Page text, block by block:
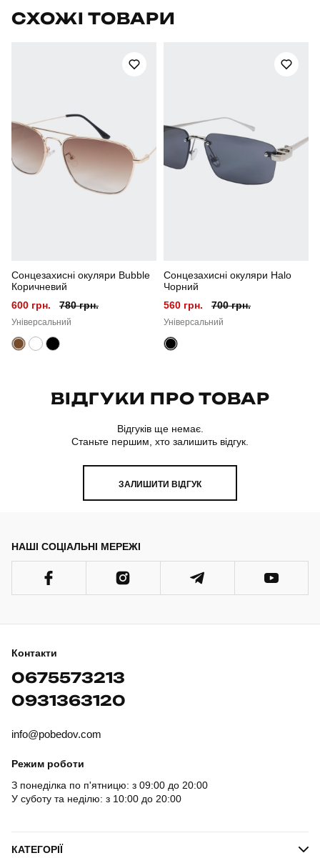
для повсякденного носіння
Стиль повсякденний
Сезон весна-літо
Склад тканини 100% поліестер
Країна - виробник
СХОЖІ ТОВАРИ
Сонцезахисні окуляри Bubble
Коричневий
600 грн.
780 грн.
Універсальний
Сонцезахисні окуляри Halo
Чорний
560 грн.
700 грн.
Універсальний
ВІДГУКИ ПРО ТОВАР
Відгуків ще немає.
Станьте першим, хто залишить відгук.
ЗАЛИШИТИ ВІДГУК
НАШІ СОЦІАЛЬНІ МЕРЕЖІ
Контакти
0675573213
0931363120
info@pobedov.com
Режим роботи
З понеділка по п'ятницю: з 09:00 до 20:00
У суботу та неділю: з 10:00 до 20:00
КАТЕГОРІЇ